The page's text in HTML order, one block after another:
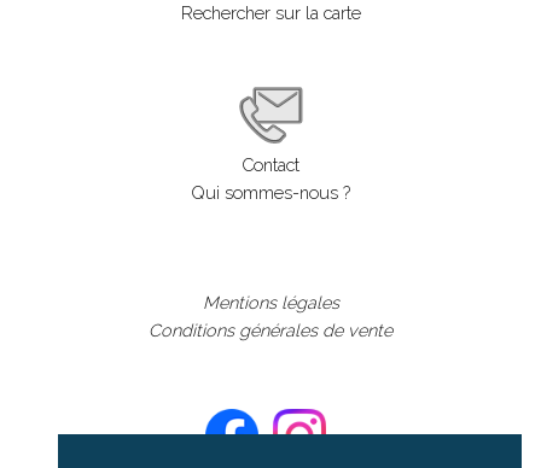
Rechercher sur la carte
Contact
Qui sommes-nous ?
Mentions légales
Conditions générales de vente